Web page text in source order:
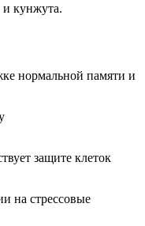
кунжута.
нормальной памяти и
защите клеток
на стрессовые